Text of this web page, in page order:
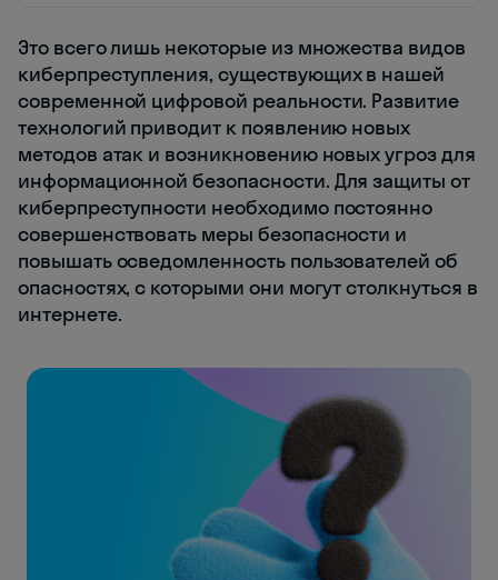
Это всего лишь некоторые из множества видов
киберпреступления, существующих в нашей
современной цифровой реальности. Развитие
технологий приводит к появлению новых
методов атак и возникновению новых угроз для
информационной безопасности. Для защиты от
киберпреступности необходимо постоянно
совершенствовать меры безопасности и
повышать осведомленность пользователей об
опасностях, с которыми они могут столкнуться в
интернете.